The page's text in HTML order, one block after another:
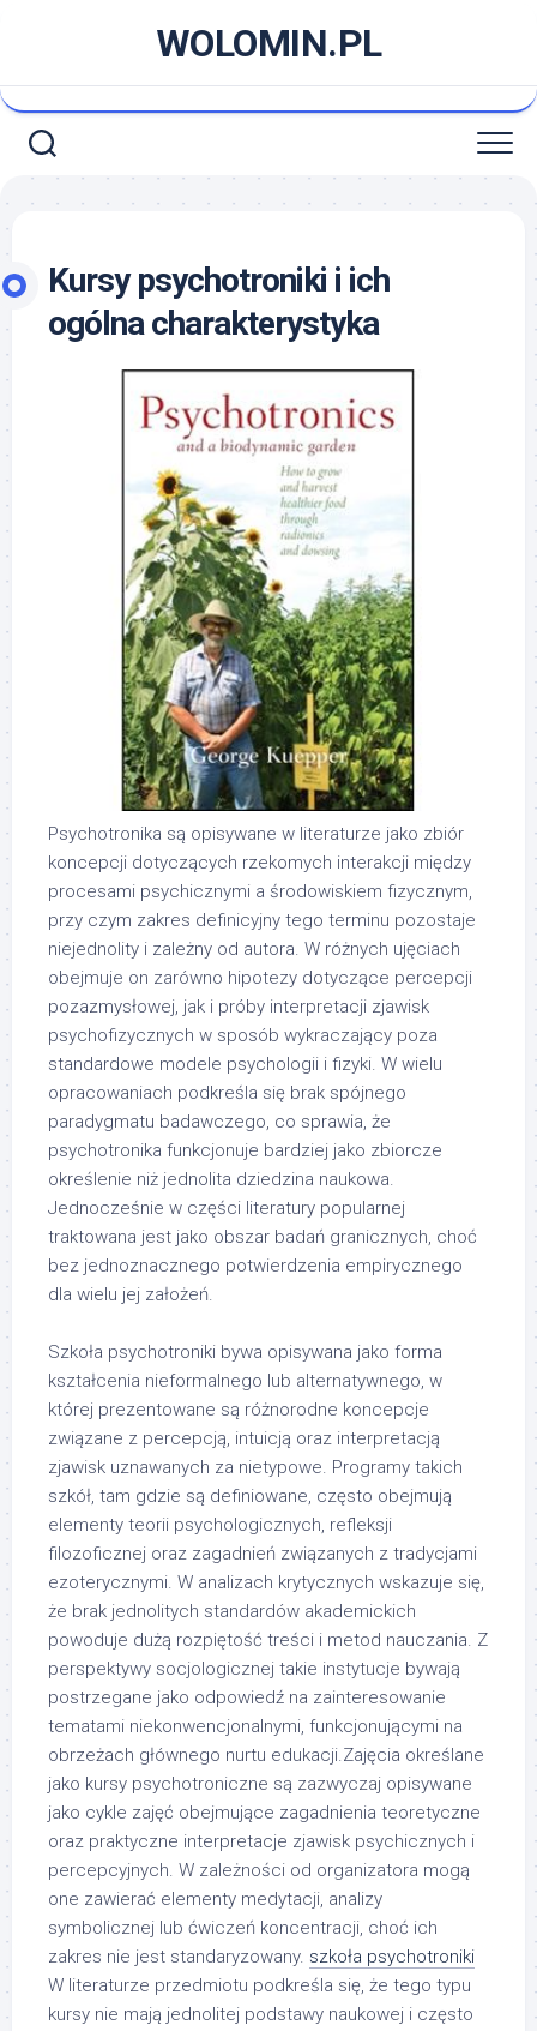
WOLOMIN.PL
Kursy psychotroniki i ich
ogólna charakterystyka
Psychotronika są opisywane w literaturze jako zbiór
koncepcji dotyczących rzekomych interakcji między
procesami psychicznymi a środowiskiem fizycznym,
przy czym zakres definicyjny tego terminu pozostaje
niejednolity i zależny od autora. W różnych ujęciach
obejmuje on zarówno hipotezy dotyczące percepcji
pozazmysłowej, jak i próby interpretacji zjawisk
psychofizycznych w sposób wykraczający poza
standardowe modele psychologii i fizyki. W wielu
opracowaniach podkreśla się brak spójnego
paradygmatu badawczego, co sprawia, że
psychotronika funkcjonuje bardziej jako zbiorcze
określenie niż jednolita dziedzina naukowa.
Jednocześnie w części literatury popularnej
traktowana jest jako obszar badań granicznych, choć
bez jednoznacznego potwierdzenia empirycznego
dla wielu jej założeń.
Szkoła psychotroniki bywa opisywana jako forma
kształcenia nieformalnego lub alternatywnego, w
której prezentowane są różnorodne koncepcje
związane z percepcją, intuicją oraz interpretacją
zjawisk uznawanych za nietypowe. Programy takich
szkół, tam gdzie są definiowane, często obejmują
elementy teorii psychologicznych, refleksji
filozoficznej oraz zagadnień związanych z tradycjami
ezoterycznymi. W analizach krytycznych wskazuje się,
że brak jednolitych standardów akademickich
powoduje dużą rozpiętość treści i metod nauczania. Z
perspektywy socjologicznej takie instytucje bywają
postrzegane jako odpowiedź na zainteresowanie
tematami niekonwencjonalnymi, funkcjonującymi na
obrzeżach głównego nurtu edukacji.Zajęcia określane
jako kursy psychotroniczne są zazwyczaj opisywane
jako cykle zajęć obejmujące zagadnienia teoretyczne
oraz praktyczne interpretacje zjawisk psychicznych i
percepcyjnych. W zależności od organizatora mogą
one zawierać elementy medytacji, analizy
symbolicznej lub ćwiczeń koncentracji, choć ich
zakres nie jest standaryzowany. szkoła psychotroniki
W literaturze przedmiotu podkreśla się, że tego typu
kursy nie mają jednolitej podstawy naukowej i często